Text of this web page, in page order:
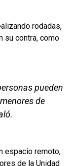
rodadas,
su contra, como
pueden
de
espacio remoto,
de la Unidad